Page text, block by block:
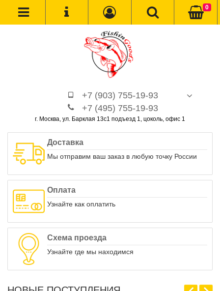
+7 (903) 755-19-93
+7 (495) 755-19-93
г. Москва, ул. Барклая 13с1 подъезд 1, цоколь, офис 1
0
Доставка
Мы отправим ваш заказ в любую точку России
Оплата
Узнайте как оплатить
Схема проезда
Узнайте где мы находимся